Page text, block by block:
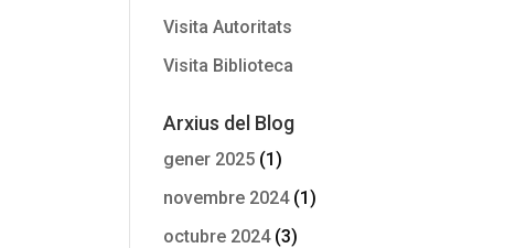
Visita Autoritats
Visita Biblioteca
Arxius del Blog
gener 2025 (1)
novembre 2024(1)
octubre 2024(3)